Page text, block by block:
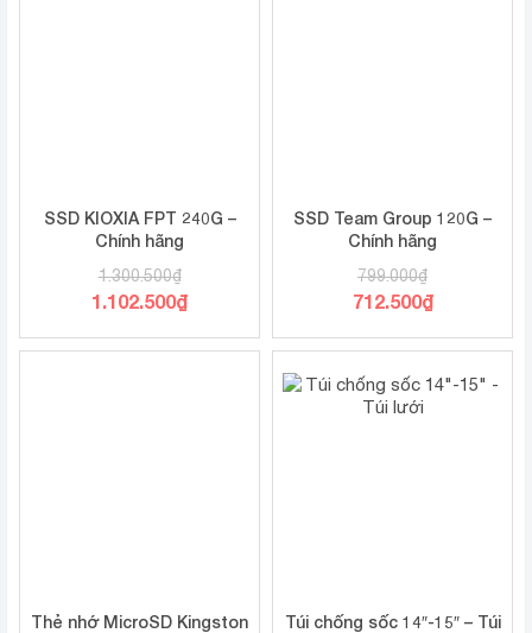
SSD KIOXIA FPT 240G –
Chính hãng
1.300.500₫
1.102.500₫
SSD Team Group 120G –
Chính hãng
799.000₫
712.500₫
Thẻ nhớ MicroSD Kingston
Túi chống sốc 14″-15″ – Túi